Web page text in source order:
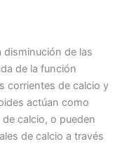
disminución de las
de la función
corrientes de calcio y
actúan como
calcio, o pueden
de calcio a través